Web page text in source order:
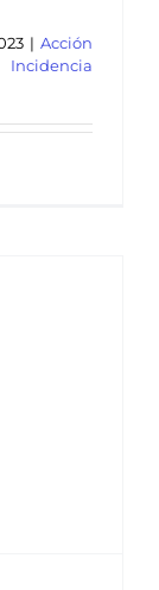
| Acción
Incidencia